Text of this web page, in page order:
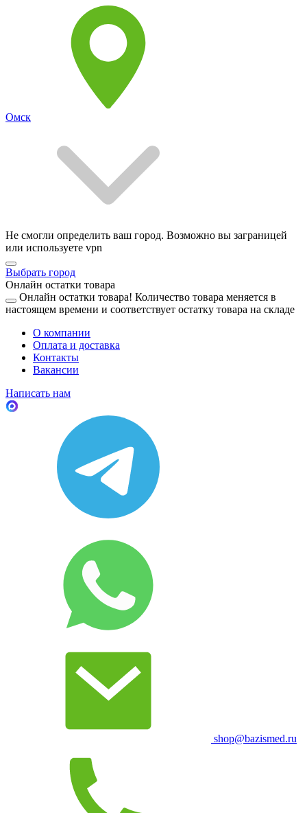
Омск
Не смогли определить ваш город. Возможно вы заграницей
или используете vpn
Выбрать город
Онлайн остатки товара
Онлайн остатки товара! Количество товара меняется в
настоящем времени и соответствует остатку товара на складе
О компании
Оплата и доставка
Контакты
Вакансии
Написать нам
shop@bazismed.ru